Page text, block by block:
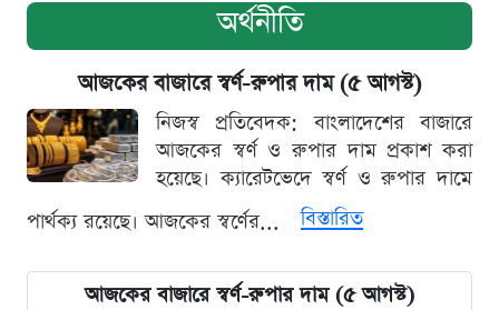
অর্থনীতি
আজকের বাজারে স্বর্ণ-রুপার দাম (৫ আগস্ট)
নিজস্ব প্রতিবেদক: বাংলাদেশের বাজারে
আজকের স্বর্ণ ও রুপার দাম প্রকাশ করা
হয়েছে। ক্যারেটভেদে স্বর্ণ ও রুপার দামে
পার্থক্য রয়েছে। আজকের স্বর্ণের...
বিস্তারিত
আজকের বাজারে স্বর্ণ-রুপার দাম (৫ আগস্ট)